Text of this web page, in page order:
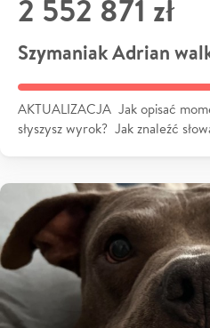
2 552 871 zł
Szymaniak Adrian
AKTUALIZACJA Jak opisać
słyszysz wyrok? Jak znaleźć